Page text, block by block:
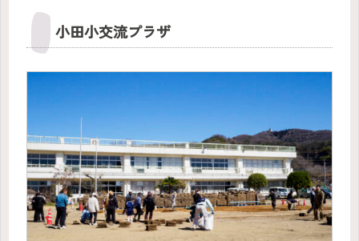
小田小交流プラザ